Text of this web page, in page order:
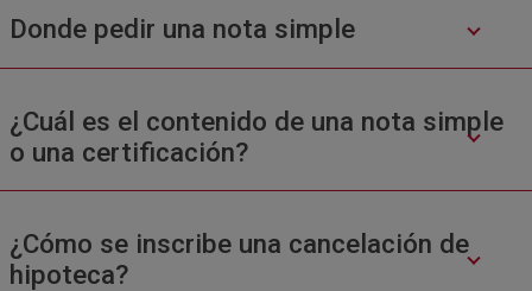
Donde pedir una nota simple
¿Cuál es el contenido de una nota simple
o una certificación?
¿Cómo se inscribe una cancelación de
hipoteca?